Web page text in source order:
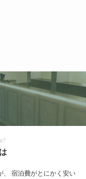
宿泊費がとにかく安い